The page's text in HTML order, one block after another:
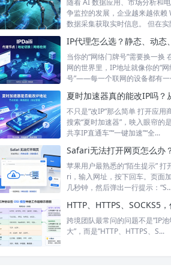
随着 AI 数据应用、市场分析和
争监控的发展，企业越来越依赖
数据采集获取实时信息。 但在实
当你的“网络门牌号”需要换一换
网的世界里，IP地址就像你的“
号”——每一个联网的设备都有一
不只是“改IP”那么简单 打开应用
搜索“夏时加速器”，映入眼帘的
共享IP直通车”“一键加速”“全...
苹果用户最熟悉的“陌生提示” 打
ri，输入网址，按下回车。页面
几秒钟，然后弹出一行提示：
跨境团队最常问的问题不是”IP池
大”，而是”HTTP、HTTPS、S...